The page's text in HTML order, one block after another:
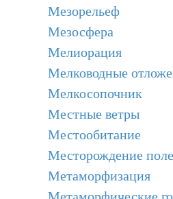
Мезорельеф
Мезосфера
Мелиорация
Мелководные
Мелкосопочник
Местные ветры
Местообитание
Месторождение
Метаморфизация